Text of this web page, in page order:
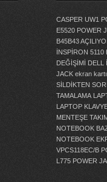
CASPER UW1
E5520 POWER
B45B43
İNSPİRON
DEĞİŞİMİ
DELL
JACK ekran
SİLDİKTEN
TAMALAMA
LAPTOP
MENTEŞE
NOTEBOOK
NOTEBOOK
VPCS118EC/B
L775 POWER